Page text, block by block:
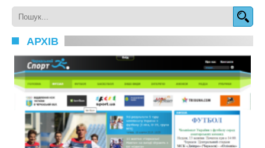
АРХІВ